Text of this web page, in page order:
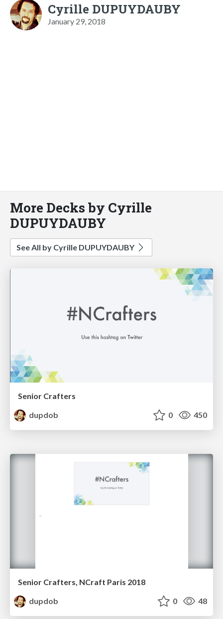
Cyrille DUPUYDAUBY
January 29, 2018
More Decks by Cyrille
DUPUYDAUBY
See All by Cyrille DUPUYDAUBY
Senior Crafters
dupdob
0 450
Senior Crafters, NCraft Paris 2018
dupdob
0 48